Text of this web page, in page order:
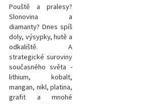
Pouště a pralesy?
Slonovina a
diamanty? Dnes spíš
doly, výsypky, hutě a
odkaliště. A
strategické suroviny
současného světa -
lithium, kobalt,
mangan, nikl, platina,
grafit a mnohé